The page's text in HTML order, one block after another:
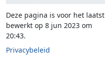
Deze pagina is voor het laatst
bewerkt op 8 jun 2023 om
20:43.
Privacybeleid